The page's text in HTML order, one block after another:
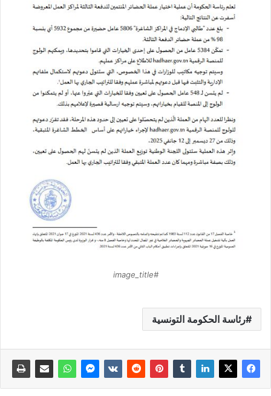
#image_title
رئاسة الحكومة التونسية